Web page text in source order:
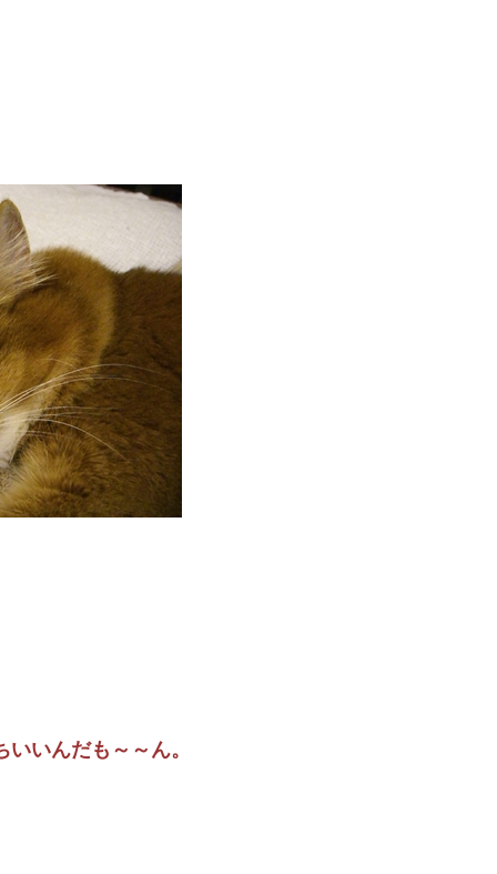
いいんだも～～ん。